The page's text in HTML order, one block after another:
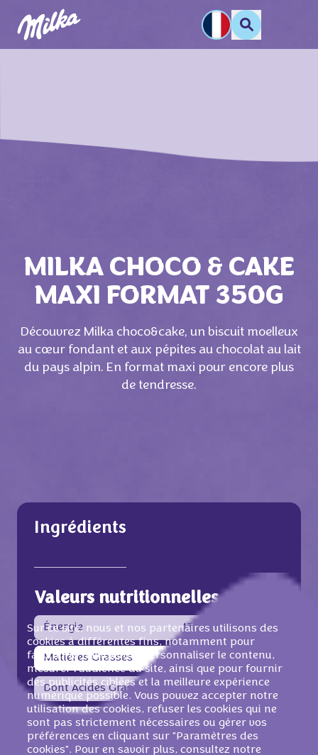
MILKA CHOCO & CAKE
MAXI FORMAT 350G
Découvrez Milka choco&cake, un biscuit moelleux
au cœur fondant et aux pépites au chocolat au lait
du pays alpin. En format maxi pour encore plus
de tendresse.
Ingrédients
Valeurs nutritionnelles
Énergie 1793 KJ / 428 Kcal
Matières Grasses 21g
Dont Acides Gras Saturés 4,1g
Glucides 56g
Dont Sucres 30g
Sur ce site, nous et nos partenaires utilisons des
cookies à différentes fins, notamment pour
faciliter la navigation, personnaliser le contenu,
mesurer l'audience du site, ainsi que pour fournir
des publicités ciblées et la meilleure expérience
numérique possible. Vous pouvez accepter notre
utilisation des cookies, refuser les cookies qui ne
sont pas strictement nécessaires ou gérer vos
préférences en cliquant sur "Paramètres des
cookies". Pour en savoir plus, consultez notre